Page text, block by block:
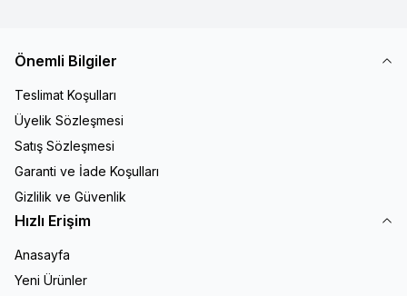
Önemli Bilgiler
Teslimat Koşulları
Üyelik Sözleşmesi
Satış Sözleşmesi
Garanti ve İade Koşulları
Gizlilik ve Güvenlik
Hızlı Erişim
Anasayfa
Yeni Ürünler